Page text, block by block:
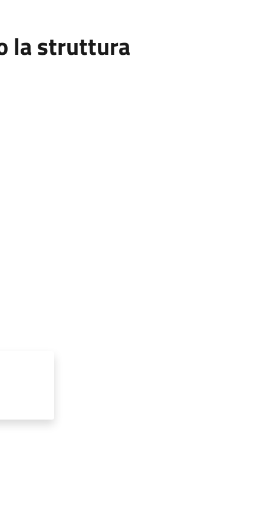
la struttura